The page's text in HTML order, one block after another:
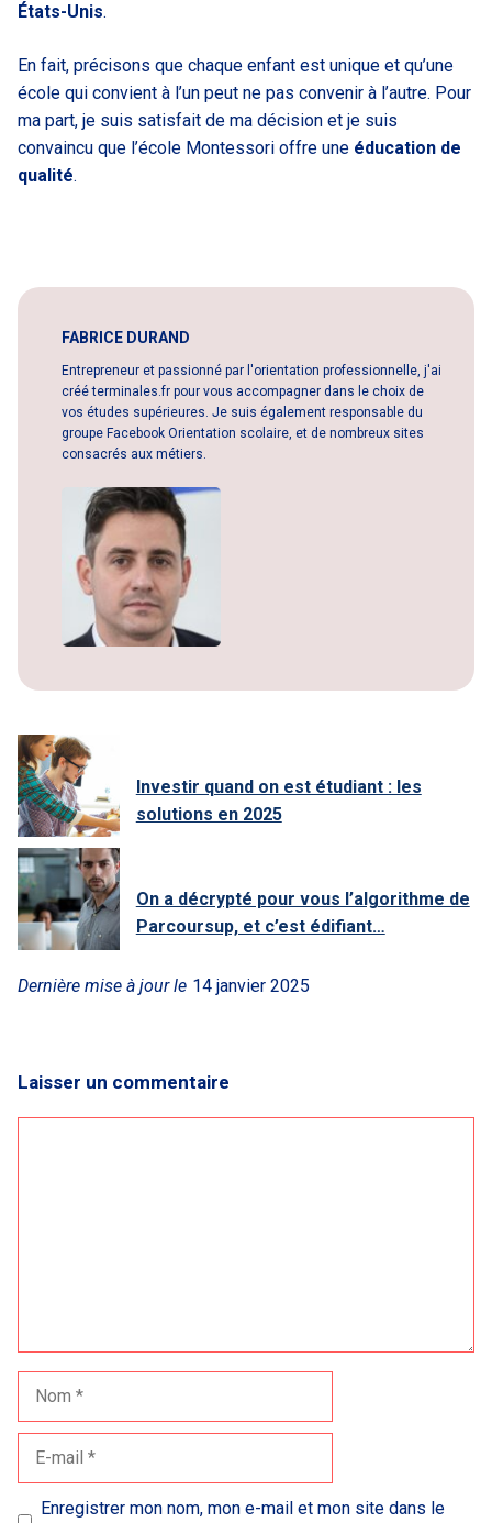
États-Unis.
En fait, précisons que chaque enfant est unique et qu’une
école qui convient à l’un peut ne pas convenir à l’autre. Pour
ma part, je suis satisfait de ma décision et je suis
convaincu que l’école Montessori offre une éducation de
qualité.
FABRICE DURAND
Entrepreneur et passionné par l'orientation professionnelle, j'ai
créé terminales.fr pour vous accompagner dans le choix de
vos études supérieures. Je suis également responsable du
groupe Facebook Orientation scolaire, et de nombreux sites
consacrés aux métiers.
Investir quand on est étudiant : les
solutions en 2025
On a décrypté pour vous l’algorithme de
Parcoursup, et c’est édifiant…
Dernière mise à jour le 14 janvier 2025
Laisser un commentaire
Nom
Enregistrer mon nom, mon e-mail et mon site dans le